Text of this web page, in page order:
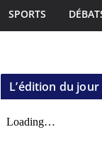
SPORTS
L’édition du jour